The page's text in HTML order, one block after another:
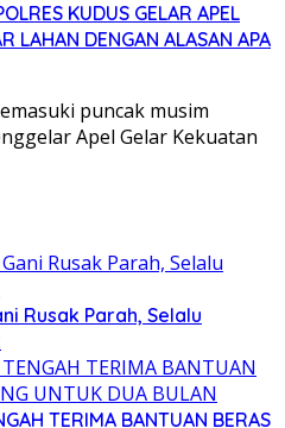
KUDUS GELAR APEL
LAHAN DENGAN ALASAN APA
puncak musim
Apel Gelar Kekuatan
Rusak Parah, Selalu
TERIMA BANTUAN BERAS